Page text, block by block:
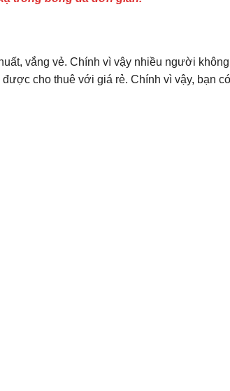
vắng vẻ. Chính vì vậy nhiều người
cho thuê với giá rẻ. Chính vì vậy, bạn